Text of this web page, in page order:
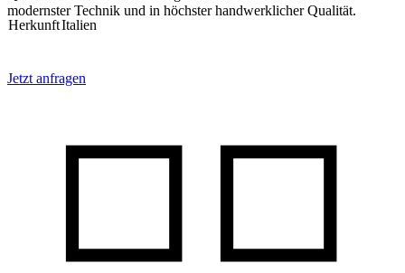
modernster Technik und in höchster handwerklicher Qualität.
HerkunftItalien
Jetzt anfragen